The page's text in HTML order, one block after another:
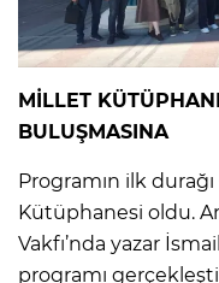
MİLLET
BULUŞMASINA
Programın ilk
Kütüphanesi oldu.
Vakfı’nda yazar
programı